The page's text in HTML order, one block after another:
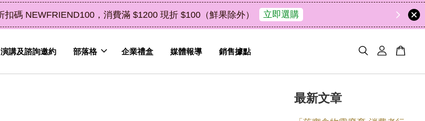
中秋禮盒新上市｜橘皮植萃永續好禮，解油去味・送禮自用兩相宜 35
分鐘
53
秒
演講及諮詢邀約 部落格 企業禮盒 媒體報導 銷售據點
最新文章